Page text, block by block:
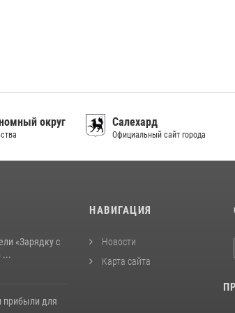
округ Салехард
Официальный сайт города
«Зарядку с
...
прибыли для
НАВИГАЦИЯ
Новости
Карта сайта